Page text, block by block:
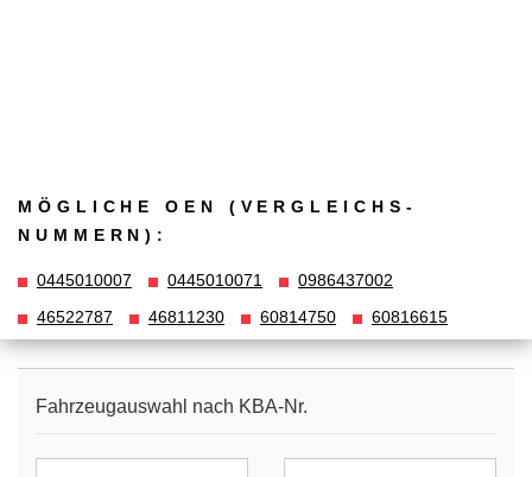
MÖGLICHE OEN (VERGLEICHS­
NUMMERN):
0445010007 0445010071
0986437002
46522787
46811230 60814750 60816615
Fahrzeugauswahl nach KBA-Nr.